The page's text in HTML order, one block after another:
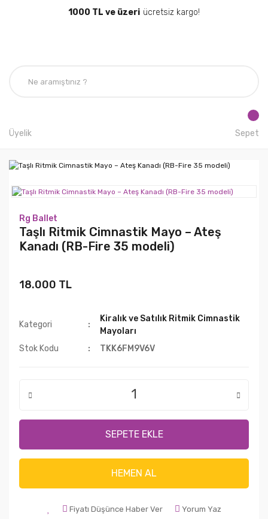
1000 TL ve üzeri ücretsiz kargo!
Üyelik Sepet
Rg Ballet
Taşlı Ritmik Cimnastik Mayo – Ateş
Kanadı (RB-Fire 35 modeli)
18.000 TL
Kategori
Kiralık ve Satılık Ritmik Cimnastik
Mayoları
Stok Kodu
TKK6FM9V6V
SEPETE EKLE
HEMEN AL
Fiyatı Düşünce Haber Ver Yorum Yaz